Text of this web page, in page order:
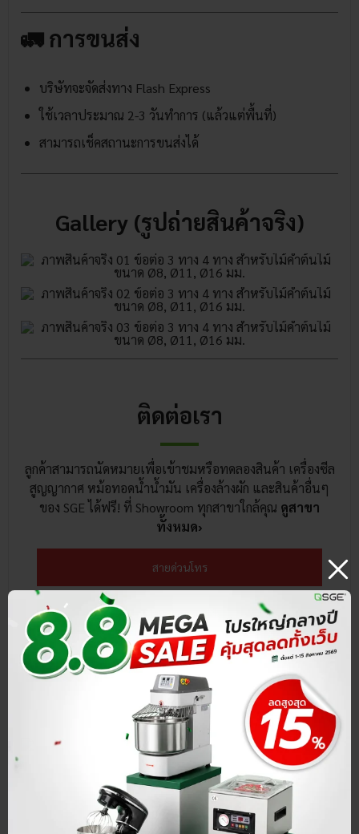
🚛 การขนส่ง
บริษัทจะจัดส่งทาง Flash Express
ใช้เวลาประมาณ 2-3 วันทำการ (แล้วแต่พื้นที่)
สามารถเช็คสถานะการขนส่งได้
Gallery (รูปถ่ายสินค้าจริง)
ติดต่อเรา
ลูกค้าสามารถนัดหมายเพื่อเข้าชมหรือทดลองสินค้า เครื่องซีล
สูญญากาศ หม้อทอดน้ำน้ำมัน เครื่องล้างผัก และสินค้าอื่นๆ
ของ SGE ได้ฟรี! ที่ Showroom ทุกสาขาใกล้คุณ ดูสาขา
ทั้งหมด›
สายด่วนโทร
แชทหาเรา @LINE